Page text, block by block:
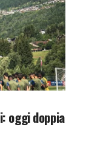
oggi doppia